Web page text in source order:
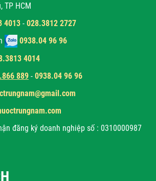
TP HCM
4013 - 028.3812 2727
0938.04 96 96
4014
889 - 0938.04 96 96
đăng ký doanh nghiệp số : 0310000987